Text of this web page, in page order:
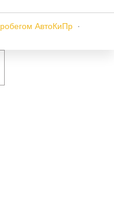
АвтоКиПр ·